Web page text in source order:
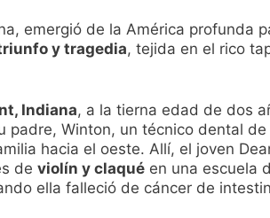
emergió de la América profunda
y tragedia, tejida en el rico
Indiana, a la tierna edad de dos
Winton, un técnico dental
hacia el oeste. Allí, el joven
de violín y claqué en una escuela
ella falleció de cáncer de